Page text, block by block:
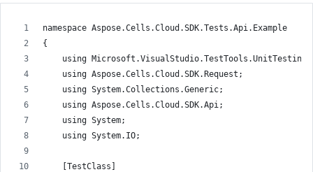
namespace Aspose.Cells.Cloud.SDK.Tests.Api.Example
{
    using Microsoft.VisualStudio.TestTools.UnitTesting;
    using Aspose.Cells.Cloud.SDK.Request;
    using System.Collections.Generic;
    using Aspose.Cells.Cloud.SDK.Api;
    using System;
    using System.IO;
    [TestClass]